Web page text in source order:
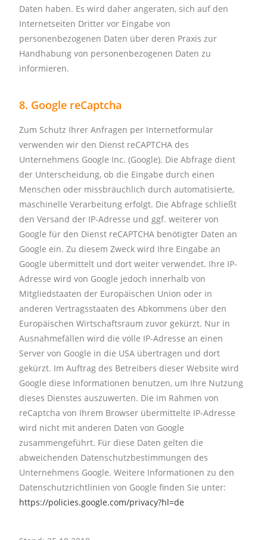
Daten haben. Es wird daher angeraten, sich auf den
Internetseiten Dritter vor Eingabe von
personenbezogenen Daten über deren Praxis zur
Handhabung von personenbezogenen Daten zu
informieren.
8. Google reCaptcha
Zum Schutz Ihrer Anfragen per Internetformular
verwenden wir den Dienst reCAPTCHA des
Unternehmens Google Inc. (Google). Die Abfrage dient
der Unterscheidung, ob die Eingabe durch einen
Menschen oder missbräuchlich durch automatisierte,
maschinelle Verarbeitung erfolgt. Die Abfrage schließt
den Versand der IP-Adresse und ggf. weiterer von
Google für den Dienst reCAPTCHA benötigter Daten an
Google ein. Zu diesem Zweck wird Ihre Eingabe an
Google übermittelt und dort weiter verwendet. Ihre IP-
Adresse wird von Google jedoch innerhalb von
Mitgliedstaaten der Europäischen Union oder in
anderen Vertragsstaaten des Abkommens über den
Europäischen Wirtschaftsraum zuvor gekürzt. Nur in
Ausnahmefällen wird die volle IP-Adresse an einen
Server von Google in die USA übertragen und dort
gekürzt. Im Auftrag des Betreibers dieser Website wird
Google diese Informationen benutzen, um Ihre Nutzung
dieses Dienstes auszuwerten. Die im Rahmen von
reCaptcha von Ihrem Browser übermittelte IP-Adresse
wird nicht mit anderen Daten von Google
zusammengeführt. Für diese Daten gelten die
abweichenden Datenschutzbestimmungen des
Unternehmens Google. Weitere Informationen zu den
Datenschutzrichtlinien von Google finden Sie unter:
https://policies.google.com/privacy?hl=de